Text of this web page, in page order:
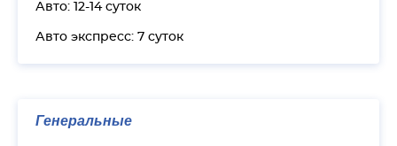
Авто: 12-14 суток
Авто экспресс: 7 суток
Генеральные